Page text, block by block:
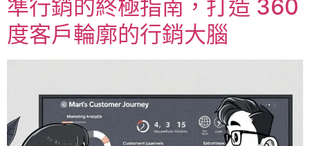
準行銷的終極指南，打造 360
度客戶輪廓的行銷大腦